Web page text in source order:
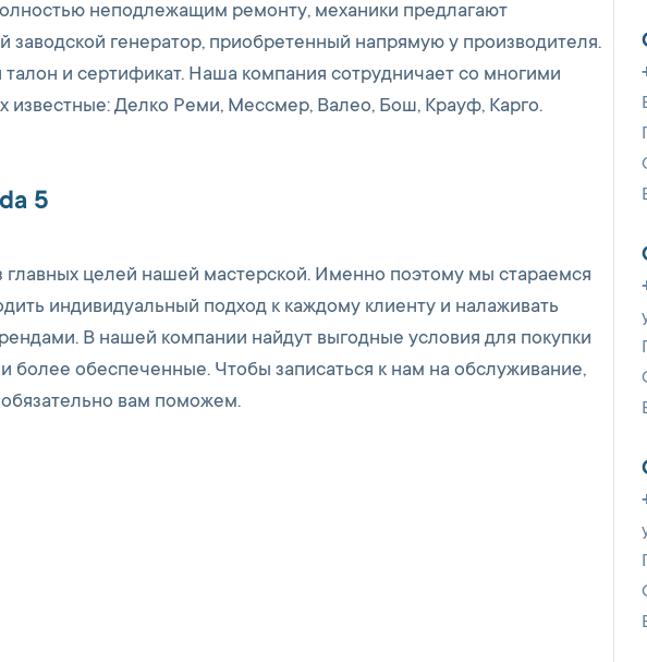
неподлежащим ремонту, механики предлагают
заводской генератор, приобретенный напрямую у производителя.
и сертификат. Наша компания сотрудничает со многими
известные: Делко Реми, Мессмер, Валео, Бош, Крауф, Карго.
5
целей нашей мастерской. Именно поэтому мы стараемся
индивидуальный подход к каждому клиенту и налаживать
В нашей компании найдут выгодные условия для покупки
более обеспеченные. Чтобы записаться к нам на обслуживание,
вам поможем.